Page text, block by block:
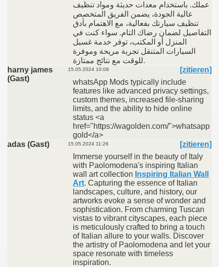
عملك. باستخدام معدات حديثة ومواد تنظيف
عالية الجودة، يضمن الفريق المتخصص
تنظيف سيارتك بفعالية، مع الاهتمام بأدق
التفاصيل لضمان رضاك التام. سواء كنت في
المنزل أو المكتب، توفر خدمة غسيل
السيارات المتنقل تجربة مريحة وموفرة
للوقت مع نتائج ممتازة.
harny james
(Gast)
15.05.2024 10:08
[zitieren]
whatsApp Mods typically include
features like advanced privacy settings,
custom themes, increased file-sharing
limits, and the ability to hide online
status <a
href="https://wagolden.com/">whatsapp
gold</a>
adas (Gast)
15.05.2024 11:26
[zitieren]
Immerse yourself in the beauty of Italy
with Paolomodena's inspiring Italian
wall art collection Inspiring Italian Wall
Art. Capturing the essence of Italian
landscapes, culture, and history, our
artworks evoke a sense of wonder and
sophistication. From charming Tuscan
vistas to vibrant cityscapes, each piece
is meticulously crafted to bring a touch
of Italian allure to your walls. Discover
the artistry of Paolomodena and let your
space resonate with timeless
inspiration.